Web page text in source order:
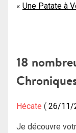
Navigation
Une Patate à
18
Hécate 26/11/
Je découvre